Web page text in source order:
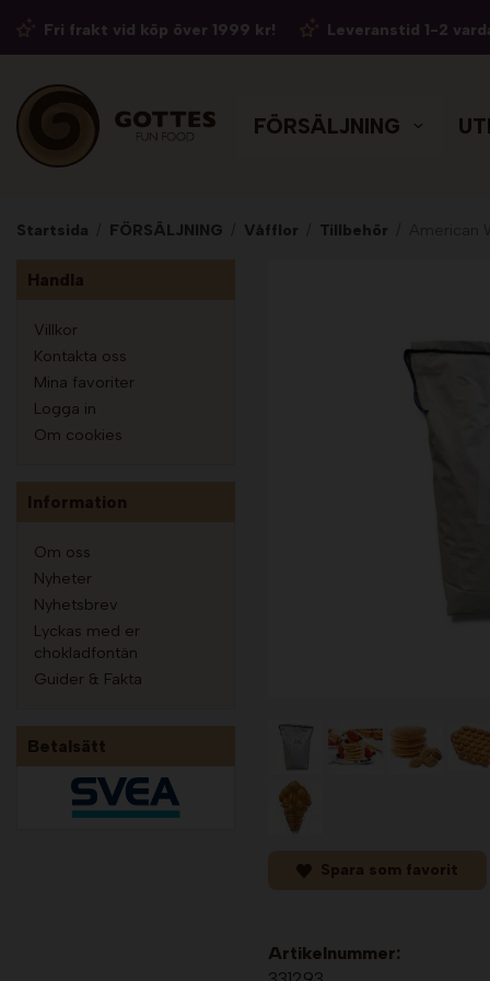
Fri frakt vid köp över 1999 kr! Leveranstid 1-2
FÖRSÄLJNING
Startsida FÖRSÄLJNING Våfflor Tillbehör
Handla
Villkor
Kontakta oss
Mina favoriter
Logga in
Om cookies
Information
Om oss
Nyheter
Nyhetsbrev
Lyckas med er
chokladfontän
Guider & Fakta
Betalsätt
Spara som favorit
Artikelnummer: